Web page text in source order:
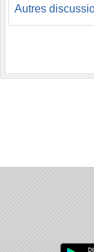
Autres